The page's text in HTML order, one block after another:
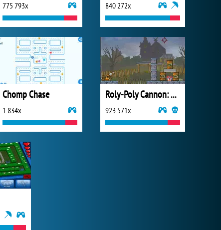
775 793x 840 272x
Chomp Chase
1 834x
Roly-Poly Cannon: BMP
923 571x